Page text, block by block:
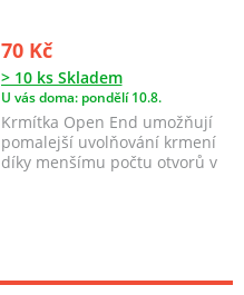
70 Kč
> 10 ks Skladem
U vás doma: pondělí 10.8.
Krmítka Open End umožňují
pomalejší uvolňování krmení
díky menšímu počtu otvorů v